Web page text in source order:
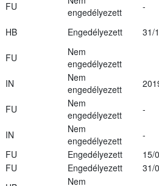
FU
engedélyezett
-
HB Engedélyezett 31/
FU
Nem
engedélyezett
IN
Nem
engedélyezett
FU
Nem
engedélyezett
-
IN
Nem
engedélyezett
-
FU Engedélyezett
15/
FU Engedélyezett
31/
Nem